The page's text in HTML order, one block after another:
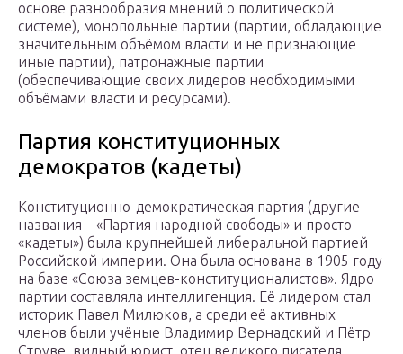
основе разнообразия мнений о политической
системе), монопольные партии (партии, обладающие
значительным объёмом власти и не признающие
иные партии), патронажные партии
(обеспечивающие своих лидеров необходимыми
объёмами власти и ресурсами).
Партия конституционных
демократов (кадеты)
Конституционно-демократическая партия (другие
названия – «Партия народной свободы» и просто
«кадеты») была крупнейшей либеральной партией
Российской империи. Она была основана в 1905 году
на базе «Союза земцев-конституционалистов». Ядро
партии составляла интеллигенция. Её лидером стал
историк Павел Милюков, а среди её активных
членов были учёные Владимир Вернадский и Пётр
Струве, видный юрист, отец великого писателя